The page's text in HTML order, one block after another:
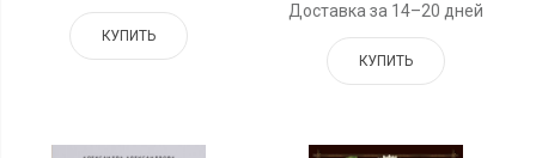
КУПИТЬ
Доставка за 14–20 дней
КУПИТЬ